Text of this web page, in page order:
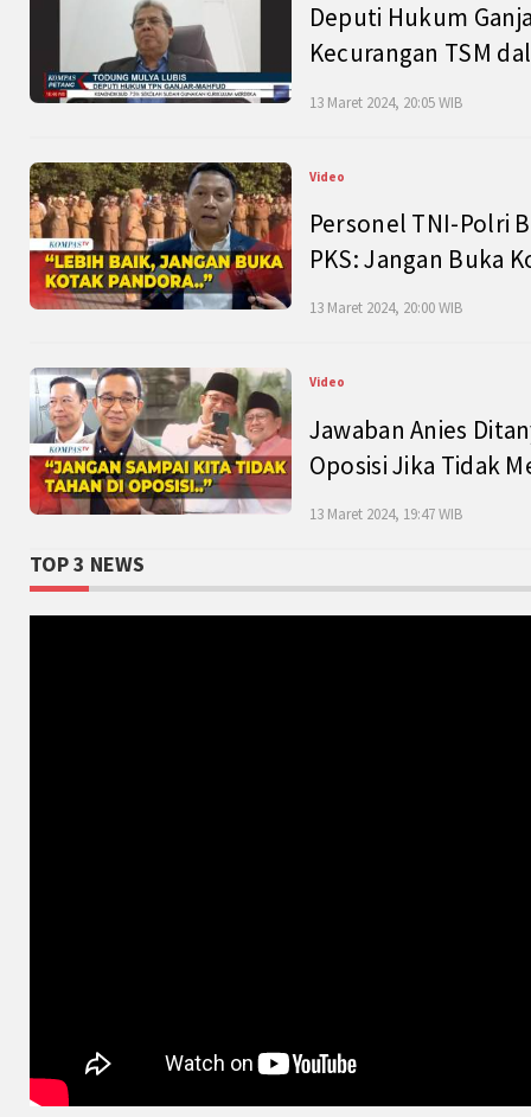
Deputi Hukum
Kecurangan TSM
13 Maret 2024, 20:05 WIB
Video
Personel TNI-Polri
PKS: Jangan Buka
13 Maret 2024, 20:00 WIB
Video
Jawaban Anies
Oposisi Jika Tidak
13 Maret 2024, 19:47 WIB
TOP 3 NEWS